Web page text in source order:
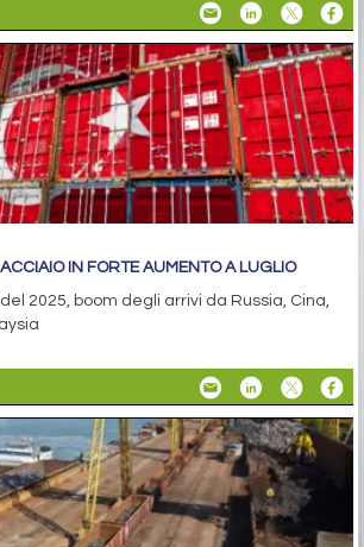
IN FORTE AUMENTO A LUGLIO
2025, boom degli arrivi da Russia, Cina,